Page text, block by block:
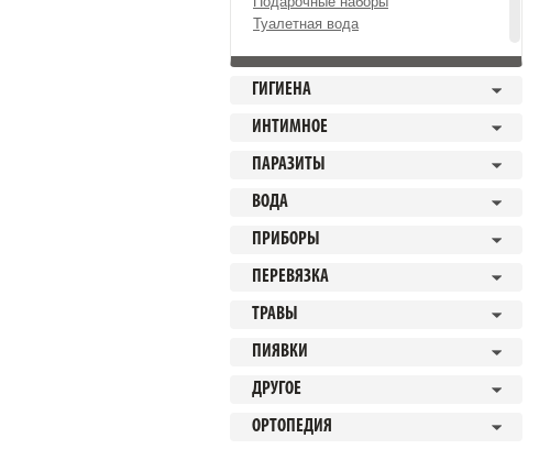
Туалетная вода
ГИГИЕНА
ИНТИМНОЕ
ПАРАЗИТЫ
ВОДА
ПРИБОРЫ
ПЕРЕВЯЗКА
ТРАВЫ
ПИЯВКИ
ДРУГОЕ
ОРТОПЕДИЯ